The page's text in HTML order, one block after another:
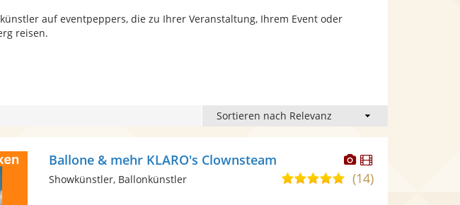
auf eventpeppers, die zu Ihrer Veranstaltung, Ihrem Event oder
reisen.
Dieser
Künstler
stellt
Dieser
Künstler
Ballone & mehr KLARO's Clownsteam
5,0(14)
Showkünstler, Ballonkünstler